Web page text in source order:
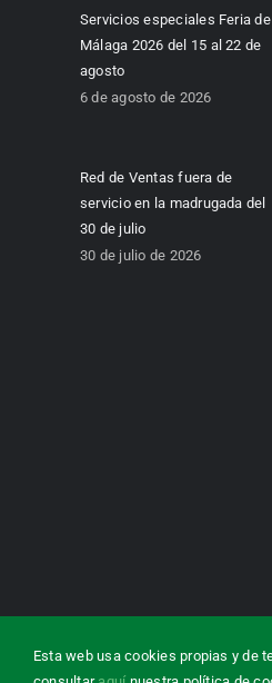
Servicios especiales Feria de
Málaga 2026 del 15 al 22 de
agosto
6 de agosto de 2026
Red de Ventas fuera de
servicio en la madrugada del
30 de julio
30 de julio de 2026
Esta web usa cookies propias y de